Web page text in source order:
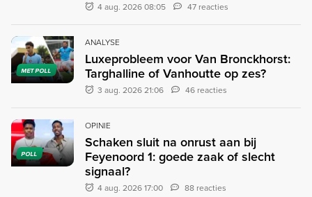
4 aug. 2026 08:05 47 reacties
MET POLL
ANALYSE
Luxeprobleem voor Van Bronckhorst:
Targhalline of Vanhoutte op zes?
3 aug. 2026 21:06 46 reacties
POLL
OPINIE
Schaken sluit na onrust aan bij
Feyenoord 1: goede zaak of slecht
signaal?
4 aug. 2026 17:00 88 reacties